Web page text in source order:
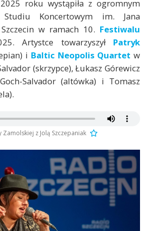
roku wystąpiła z ogromnym
Koncertowym im. Jana
w ramach 10. Festiwalu
Artystce towarzyszył Patryk
i Baltic Neopolis Quartet w
(skrzypce), Łukasz Górewicz
Salvador (altówka) i Tomasz
z Jolą Szczepaniak